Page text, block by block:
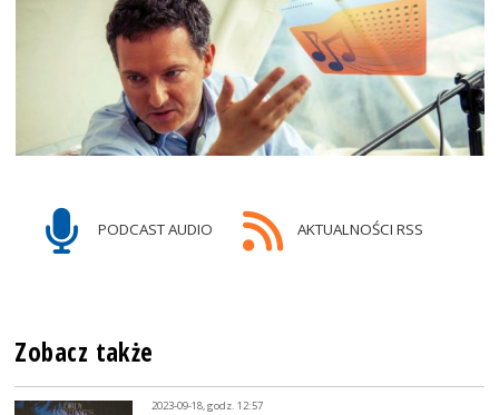
PODCAST AUDIO AKTUALNOŚCI RSS
Zobacz także
2023-09-18, godz. 12:57